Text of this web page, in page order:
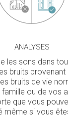
ANALYSES
les sons dans
bruits
bruits de vie
ou de vos
que vous
même si vous